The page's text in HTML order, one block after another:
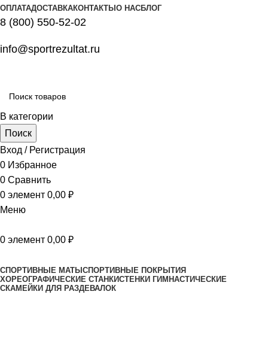
ОПЛАТАДОСТАВКАКОНТАКТЫ О НАСБЛОГ
8 (800) 550-52-02
info@sportrezultat.ru
В категории
Поиск
Вход / Регистрация
0 Избранное
0 Сравнить
0 элемент 0,00 ₽
Меню
0 элемент 0,00 ₽
СПОРТИВНЫЕ МАТЫ СПОРТИВНЫЕ ПОКРЫТИЯ
ХОРЕОГРАФИЧЕСКИЕ СТАНКИСТЕНКИ ГИМНАСТИЧЕСКИЕ
СКАМЕЙКИ ДЛЯ РАЗДЕВАЛОК